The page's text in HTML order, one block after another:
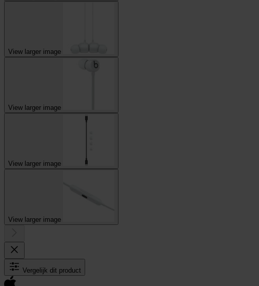
View larger image
View larger image
View larger image
View larger image
Vergelijk dit product